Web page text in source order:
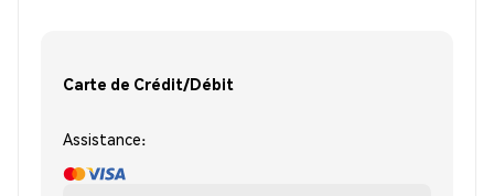
Carte de Crédit/Débit
Assistance: